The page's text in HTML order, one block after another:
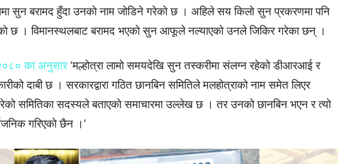
सुन बरामद हुँदा उनकाे नाम जाेडिने गरेकाे छ । अहिले सय किलाे सुन प्रकरणमा पनि
छ । विमानस्थलबाट बरामद भएको सुन आफूले नल्याएको उनले जिकिर गरेका छन् ।
का अनुसार‘मल्होत्रा लामो समयदेखि सुन तस्करीमा संलग्न रहेको डीआरआई र
दाबी छ । सरकारद्वारा गठित छानबिन समितिलेमलहोत्राको नाम समेत लिएर
समितिका सदस्यले बताएकाे समाचारमा उल्लेख छ । तर उनको छानबिन भएन र त्यो
गरिएको छैन ।’